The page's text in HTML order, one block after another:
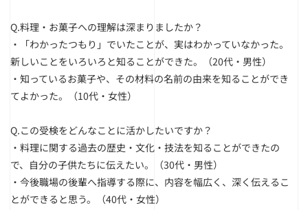
Q.料理・お菓子への理解は深まりましたか？
・「わかったつもり」でいたことが、実はわかっていなかった。
新しいことをいろいろと知ることができた。（20代・男性）
・知っているお菓子や、その材料の名前の由来を知ることができ
てよかった。（10代・女性）
Q.この受検をどんなことに活かしたいですか？
・料理に関する過去の歴史・文化・技法を知ることができたの
で、自分の子供たちに伝えたい。（30代・男性）
・今後職場の後輩へ指導する際に、内容を幅広く、深く伝えるこ
とができると思う。（40代・女性）